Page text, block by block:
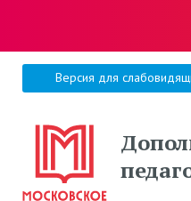
Версия для